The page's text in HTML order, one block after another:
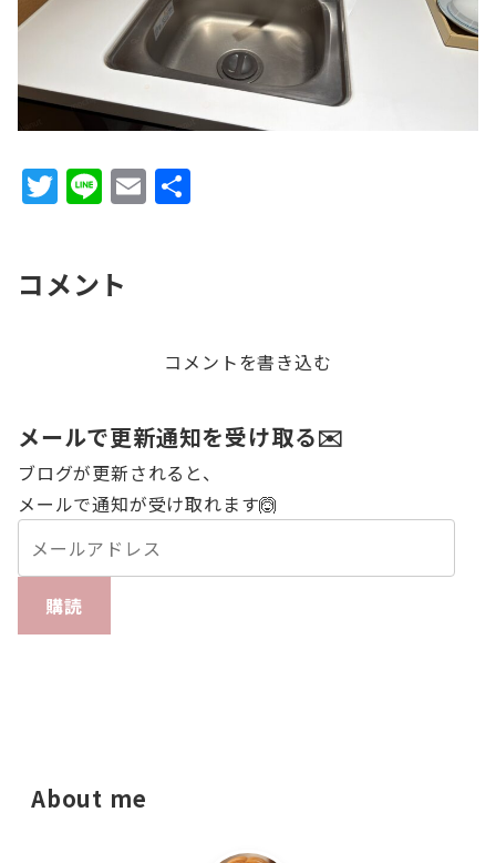
T
w
te
Li
n
E
m
コメント
コメントを書き込む
メールで更新通知を受け取る✉️
ブログが更新されると、
メールで通知が受け取れます🙆
購読
About me